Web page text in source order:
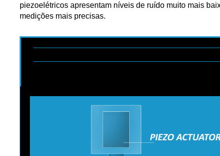
piezoelétricos apresentam níveis de ruído muito mais
medições mais precisas.